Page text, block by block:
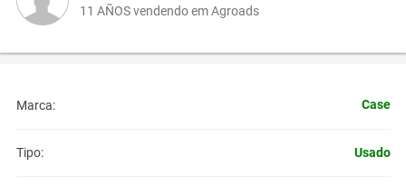
11 AÑOS vendendo em Agroads
Marca: Case
Tipo: Usado